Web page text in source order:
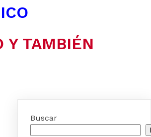
Y TAMBIÉN
Buscar